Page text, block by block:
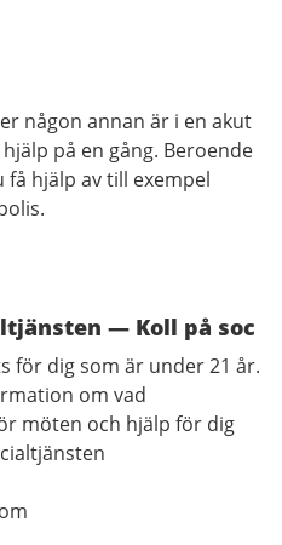
någon annan är i en akut
på en gång. Beroende
få hjälp av till exempel
— Koll på soc
för dig som är under 21 år.
om vad
möten och hjälp för dig